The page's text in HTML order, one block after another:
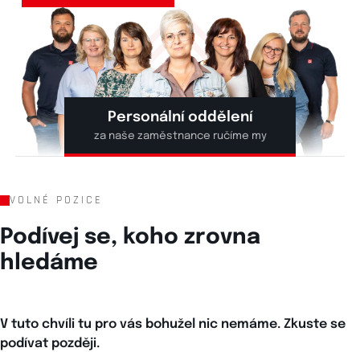
Personální oddělení
za naše zaměstnance ručíme my
VOLNÉ POZICE
Podívej se, koho zrovna
hledáme
V tuto chvíli tu pro vás bohužel nic nemáme. Zkuste se
podívat později.